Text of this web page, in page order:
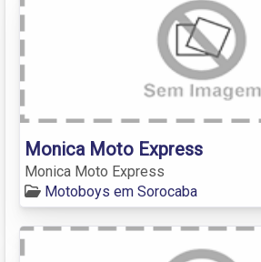
Monica Moto Express
Monica Moto Express
Motoboys em Sorocaba